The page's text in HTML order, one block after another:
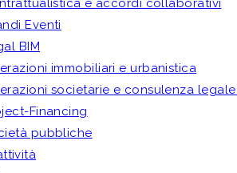
e accordi collaborativi
Eventi
BIM
immobiliari e urbanistica
societarie e consulenza legale
Financing
pubbliche